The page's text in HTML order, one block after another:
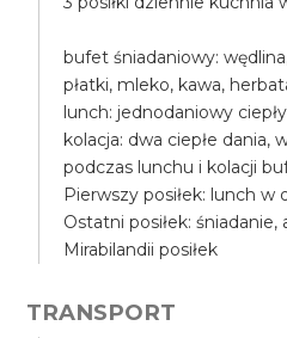
bufet śniadaniowy:
płatki, mleko, kawa,
lunch: jednodaniowy
kolacja: dwa ciepłe dania,
podczas lunchu i kolacji
Pierwszy posiłek: lunch
Ostatni posiłek:
Mirabilandii posiłek
TRANSPORT